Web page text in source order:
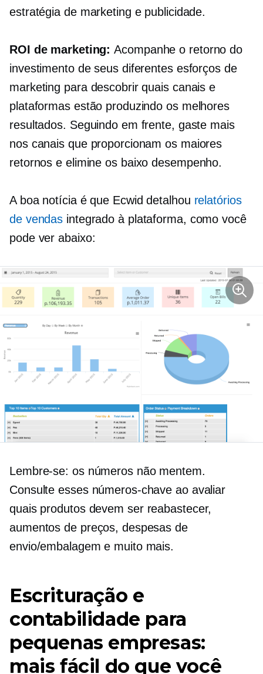
estratégia de marketing e publicidade.
ROI de marketing: Acompanhe o retorno do
investimento de seus diferentes esforços de
marketing para descobrir quais canais e
plataformas estão produzindo os melhores
resultados. Seguindo em frente, gaste mais
nos canais que proporcionam os maiores
retornos e elimine os baixo desempenho.
A boa notícia é que Ecwid detalhou relatórios
de vendas integrado à plataforma, como você
pode ver abaixo:
Lembre-se: os números não mentem.
Consulte esses números-chave ao avaliar
quais produtos devem ser reabastecer,
aumentos de preços, despesas de
envio/embalagem e muito mais.
Escrituração e
contabilidade para
pequenas empresas:
mais fácil do que você